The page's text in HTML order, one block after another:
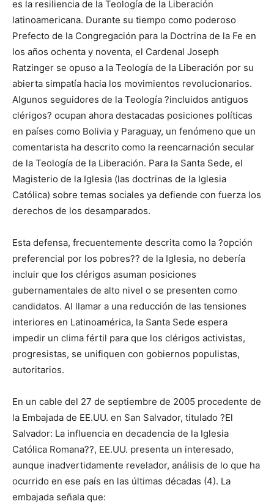
es la resiliencia de la Teología de la Liberación
latinoamericana. Durante su tiempo como poderoso
Prefecto de la Congregación para la Doctrina de la Fe en
los años ochenta y noventa, el Cardenal Joseph
Ratzinger se opuso a la Teología de la Liberación por su
abierta simpatía hacia los movimientos revolucionarios.
Algunos seguidores de la Teología ?incluidos antiguos
clérigos? ocupan ahora destacadas posiciones políticas
en países como Bolivia y Paraguay, un fenómeno que un
comentarista ha descrito como la reencarnación secular
de la Teología de la Liberación. Para la Santa Sede, el
Magisterio de la Iglesia (las doctrinas de la Iglesia
Católica) sobre temas sociales ya defiende con fuerza los
derechos de los desamparados.
Esta defensa, frecuentemente descrita como la ?opción
preferencial por los pobres?? de la Iglesia, no debería
incluir que los clérigos asuman posiciones
gubernamentales de alto nivel o se presenten como
candidatos. Al llamar a una reducción de las tensiones
interiores en Latinoamérica, la Santa Sede espera
impedir un clima fértil para que los clérigos activistas,
progresistas, se unifiquen con gobiernos populistas,
autoritarios.
En un cable del 27 de septiembre de 2005 procedente de
la Embajada de EE.UU. en San Salvador, titulado ?El
Salvador: La influencia en decadencia de la Iglesia
Católica Romana??, EE.UU. presenta un interesado,
aunque inadvertidamente revelador, análisis de lo que ha
ocurrido en ese país en las últimas décadas (4). La
embajada señala que: